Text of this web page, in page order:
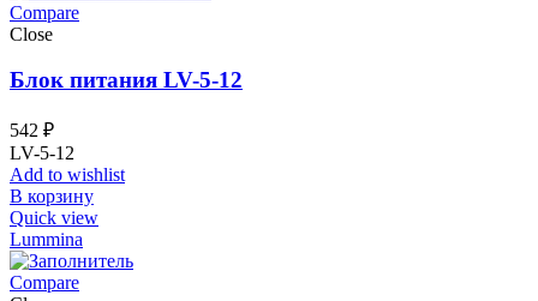
Compare
Close
Блок питания LV-5-12
542 ₽
LV-5-12
Add to wishlist
В корзину
Quick view
Lummina
Compare